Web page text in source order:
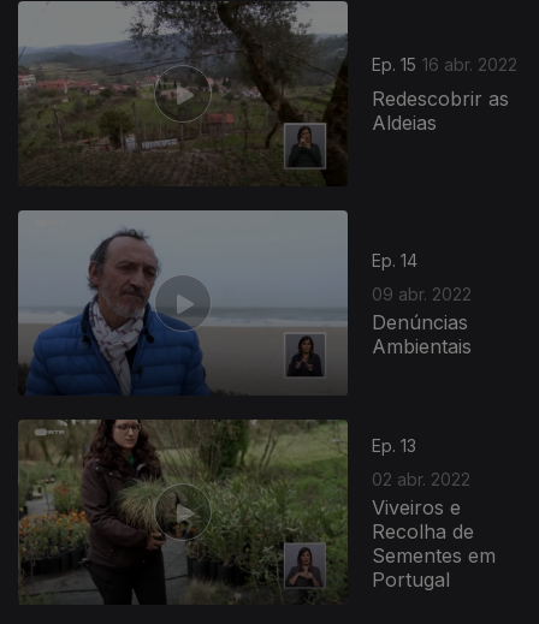
Ep. 15 16 abr. 2022
Redescobrir as
Aldeias
Ep. 14
09 abr. 2022
Denúncias
Ambientais
Ep. 13
02 abr. 2022
Viveiros e
Recolha de
Sementes em
Portugal